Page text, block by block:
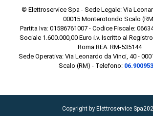
© Elettroservice Spa - Sede Legale: Via
00015 Monterotondo Scalo
Partita Iva: 01586761007 - Codice Fiscale:
Sociale 1.600.000,00 Euro i.v. Iscritto al
Roma REA: RM-535144
Sede Operativa: Via Leonardo da Vinci, 40 -
Scalo (RM) - Telefono:
Copyright by Elettroservice Spa